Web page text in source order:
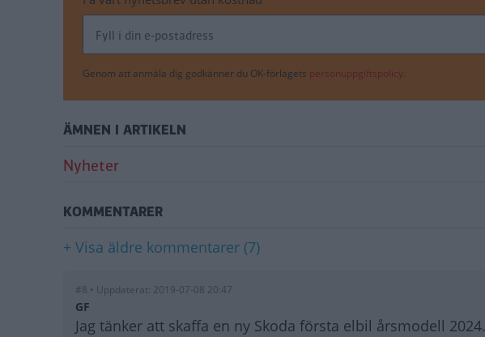
Genom att anmäla dig godkänner du OK-förlagets personuppgiftspolicy.
ÄMNEN I ARTIKELN
Nyheter
KOMMENTARER
+ Visa äldre kommentarer (7)
#8 • Uppdaterat: 2019-07-08 20:47
GF
Jag tänker att skaffa en ny Skoda första elbil årsmodell 2024.